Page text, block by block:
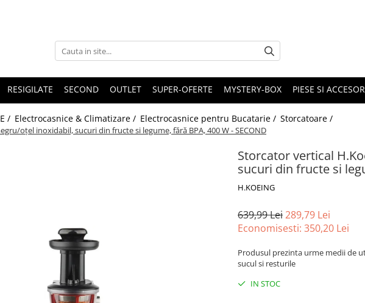
RESIGILATE SECOND OUTLET SUPER-OFERTE MYSTERY-BOX PIESE SI
/ Electrocasnice & Climatizare / Electrocasnice pentru Bucatarie / Storcatoare /
oțel inoxidabil, sucuri din fructe si legume, fără BPA, 400 W - SECOND
Storcator vertical
sucuri din fructe si
H.KOEING
639,99 Lei289,79 Lei
Economisesti: 350,20 Lei
Produsul prezinta urme medii de
sucul si resturile
IN STOC